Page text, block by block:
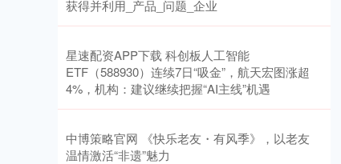
获得并利用_产品_问题_企业
星速配资APP下载 科创板人工智能
ETF（588930）连续7日“吸金”，航天宏图涨超
4%，机构：建议继续把握“AI主线”机遇
中博策略官网 《快乐老友・有风季》，以老友
温情激活“非遗”魅力